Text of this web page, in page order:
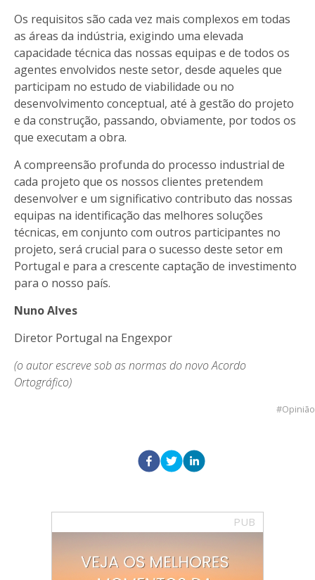
Os requisitos são cada vez mais complexos em todas
as áreas da indústria, exigindo uma elevada
capacidade técnica das nossas equipas e de todos os
agentes envolvidos neste setor, desde aqueles que
participam no estudo de viabilidade ou no
desenvolvimento conceptual, até à gestão do projeto
e da construção, passando, obviamente, por todos os
que executam a obra.
A compreensão profunda do processo industrial de
cada projeto que os nossos clientes pretendem
desenvolver e um significativo contributo das nossas
equipas na identificação das melhores soluções
técnicas, em conjunto com outros participantes no
projeto, será crucial para o sucesso deste setor em
Portugal e para a crescente captação de investimento
para o nosso país.
Nuno Alves
Diretor Portugal na Engexpor
(o autor escreve sob as normas do novo Acordo
Ortográfico)
Opinião
PUB